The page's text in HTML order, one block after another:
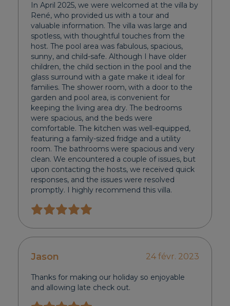
In April 2025, we were welcomed at the villa by
René, who provided us with a tour and
valuable information. The villa was large and
spotless, with thoughtful touches from the
host. The pool area was fabulous, spacious,
sunny, and child-safe. Although I have older
children, the child section in the pool and the
glass surround with a gate make it ideal for
families. The shower room, with a door to the
garden and pool area, is convenient for
keeping the living area dry. The bedrooms
were spacious, and the beds were
comfortable. The kitchen was well-equipped,
featuring a family-sized fridge and a utility
room. The bathrooms were spacious and very
clean. We encountered a couple of issues, but
upon contacting the hosts, we received quick
responses, and the issues were resolved
promptly. I highly recommend this villa.
Jason 24 févr. 2023
Thanks for making our holiday so enjoyable
and allowing late check out.